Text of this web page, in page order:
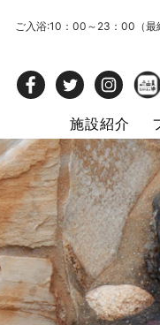
ご入浴:10：00～23：00（
施設紹介